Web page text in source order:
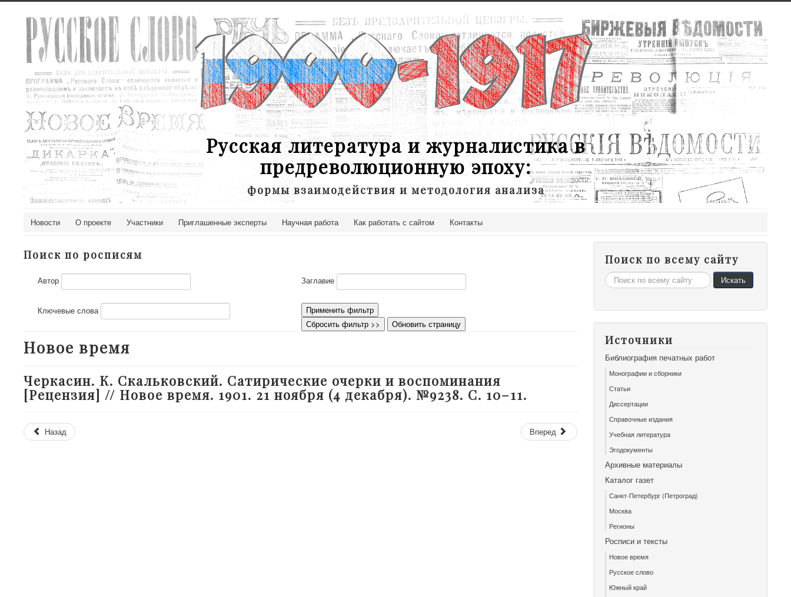
Русская литература и журналистика в
предреволюционную эпоху:
формы взаимодействия и методология анализа
Новости О проекте Участники Приглашенные эксперты Научная работа Как работать с сайтом Контакты
Поиск по росписям
Автор Заглавие
Ключевые слова
Применить фильтр
Сбросить фильтр >>
Обновить страницу
Новое время
Черкасин. К. Скальковский. Сатирические очерки и воспоминания
[Рецензия] // Новое время. 1901. 21 ноября (4 декабря). №9238. С. 10–11.
Назад Вперед
Поиск по всему сайту
Искать... Искать
Источники
Библиография печатных работ
Монографии и сборники
Статьи
Диссертации
Справочные издания
Учебная литература
Эгодокументы
Архивные материалы
Каталог газет
Санкт-Петербург (Петроград)
Москва
Регионы
Росписи и тексты
Новое время
Русское слово
Южный край